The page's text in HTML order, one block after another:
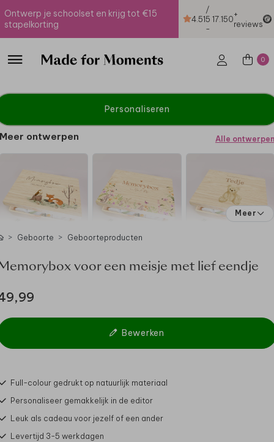
Ontwerp je schoolset en krijg tot €15
stapelkorting
4.51
/
5
-
17.150+
reviews
0
Personaliseren
Meer ontwerpen Alle ontwerpen
Meer
Geboorte Geboorteproducten
voor een meisje met lief eendje
Bewerken
Full-colour gedrukt op natuurlijk materiaal
Personaliseer gemakkelijk in de editor
Leuk als cadeau voor jezelf of een ander
Levertijd 3-5 werkdagen